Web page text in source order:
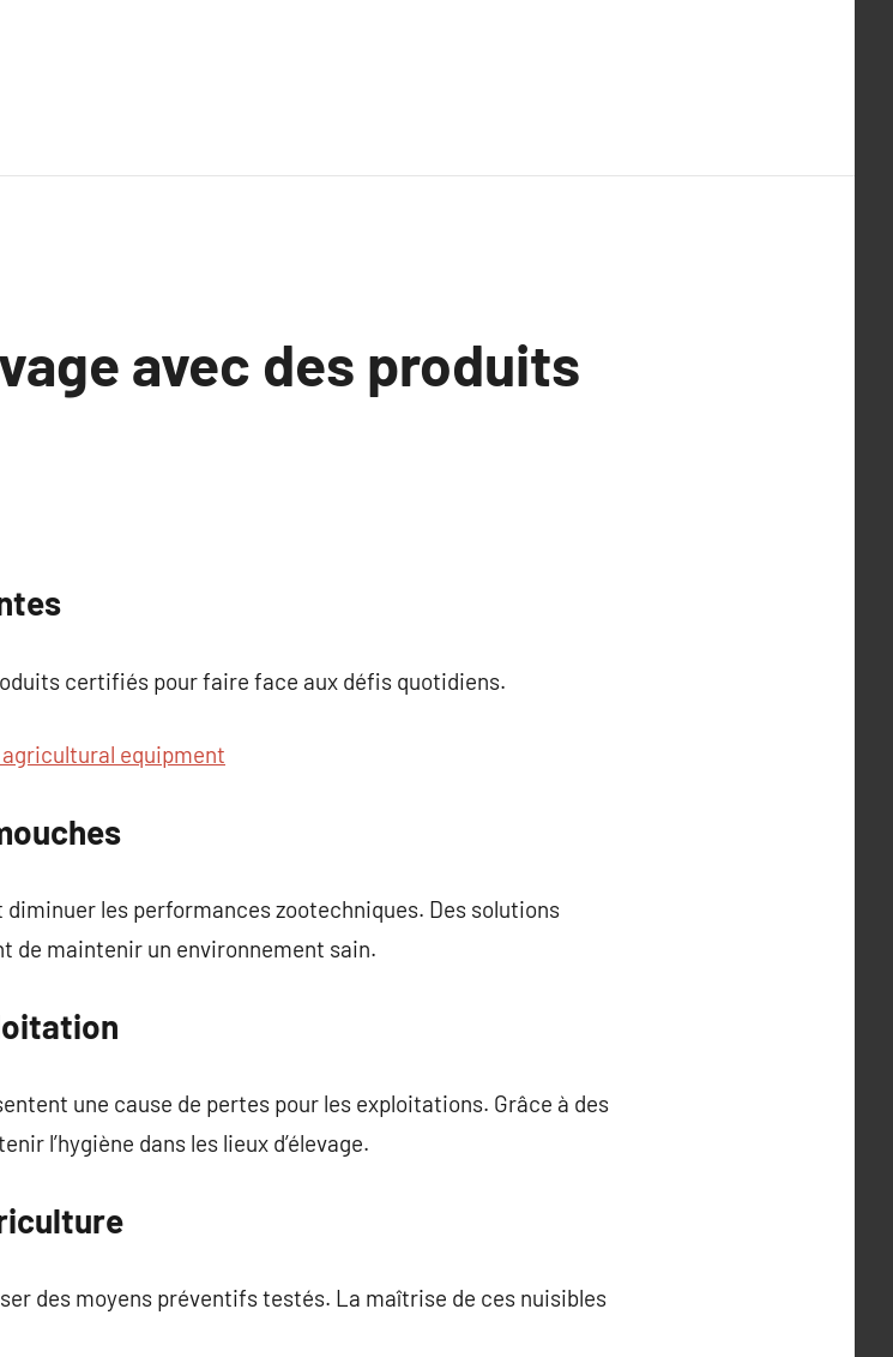
avec des produits
certifiés pour faire face aux défis quotidiens.
agricultural equipment
les performances zootechniques. Des solutions
de maintenir un environnement sain.
une cause de pertes pour les exploitations. Grâce à des
l’hygiène dans les lieux d’élevage.
des moyens préventifs testés. La maîtrise de ces nuisibles